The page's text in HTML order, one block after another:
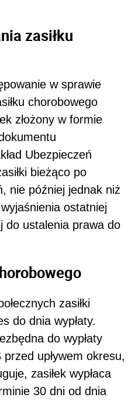
zasiłku
w sprawie
chorobowego
złożony w formie
Ubezpieczeń
bieżąco po
nie później jednak niż
ostatniej
do ustalenia prawa do
zasiłki
do dnia wypłaty.
do wypłaty
przed upływem okresu,
zasiłek wypłaca
30 dni od dnia